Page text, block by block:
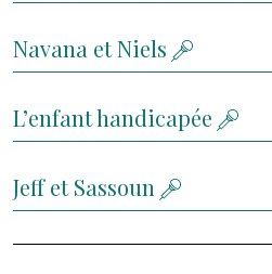
Navana et Niels
L’enfant handicapée
Jeff et Sassoun